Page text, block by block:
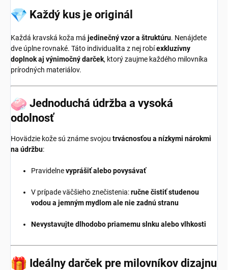
Každý kus je originál
Každá kravská koža má jedinečný vzor a štruktúru. Nenájdete
dve úplne rovnaké. Táto individualita z nej robíexkluzívny
doplnok aj výnimočný darček, ktorý zaujme každého milovníka
prírodných materiálov.
Jednoduchá údržba a vysoká
odolnosť
Hovädzie kože sú známe svojou trvácnosťou a nízkymi nárokmi
na údržbu:
Pravidelnevyprášiť alebo povysávať
V prípade väčšieho znečistenia:ručne čistiť studenou
vodou a jemným mydlom ale nie zadnú stranu
Nevystavujte dlhodobo priamemu slnku alebo vlhkosti
Ideálny darček pre milovníkov dizajnu